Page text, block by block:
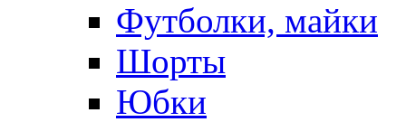
Футболки, майки
Шорты
Юбки